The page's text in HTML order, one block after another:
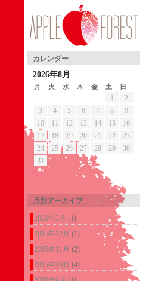
カレンダー
2026年8月
月 火 水 木 金 土 日
1
2
3
4 5 6 7 8
9
10
11 12 13 14 15
16
17
18 19 20 21 22
23
24
25 26 27 28 29
30
31
« 3月
月別アーカイブ
2020年3月 (1)
2015年12月 (1)
2015年11月 (2)
2015年10月 (4)